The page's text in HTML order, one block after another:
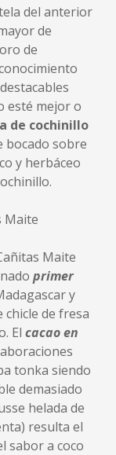
del anterior
de
de
esté mejor o
de cochinillo
sobre
y herbáceo
Maite
primer
y
de fresa
El cacao en
tonka siendo
demasiado
helada de
resulta el
sabor a coco